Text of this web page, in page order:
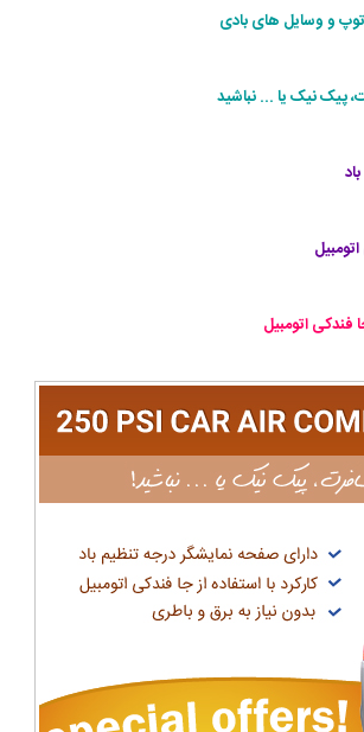
توپ و وسایل های بادی
پیک نیک یا ... نباشید
فندکی اتومبیل